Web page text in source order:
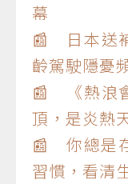
幕
📰 日本送
齡駕駛隱憂
📰 《熱浪
頂，是炎熱
📰 你總是
習慣，看清